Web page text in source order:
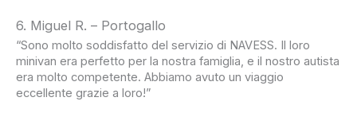
6. Miguel R. – Portogallo
“Sono molto soddisfatto del servizio di NAVESS. Il loro
minivan era perfetto per la nostra famiglia, e il nostro autista
era molto competente. Abbiamo avuto un viaggio
eccellente grazie a loro!”